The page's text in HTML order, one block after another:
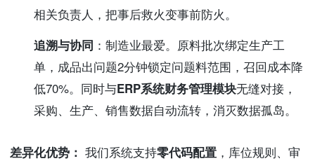
相关负责人，把事后救火变事前防火。
追溯与协同 ：制造业最爱。原料批次绑定生产工
单，成品出问题2分钟锁定问题料范围，召回成本降
低70%。同时与ERP系统财务管理模块无缝对接，
采购、生产、销售数据自动流转，消灭数据孤岛。
差异化优势： 我们系统支持零代码配置 ，库位规则、审